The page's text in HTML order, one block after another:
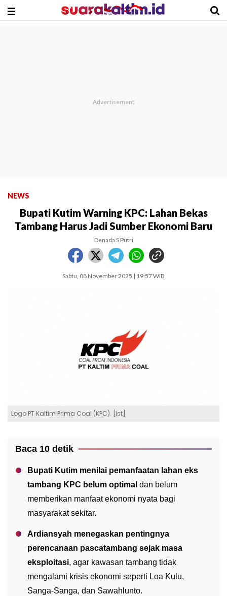
NEWS
Bupati Kutim Warning KPC: Lahan Bekas
Tambang Harus Jadi Sumber Ekonomi Baru
Denada S Putri
Sabtu, 08 November 2025 | 19:57 WIB
Logo PT Kaltim Prima Coal (KPC). [Ist]
Baca 10 detik
Bupati Kutim menilai pemanfaatan lahan eks
tambang KPC belum optimal dan belum
memberikan manfaat ekonomi nyata bagi
masyarakat sekitar.
Ardiansyah menegaskan pentingnya
perencanaan pascatambang sejak masa
eksploitasi, agar kawasan tambang tidak
mengalami krisis ekonomi seperti Loa Kulu,
Sanga-Sanga, dan Sawahlunto.